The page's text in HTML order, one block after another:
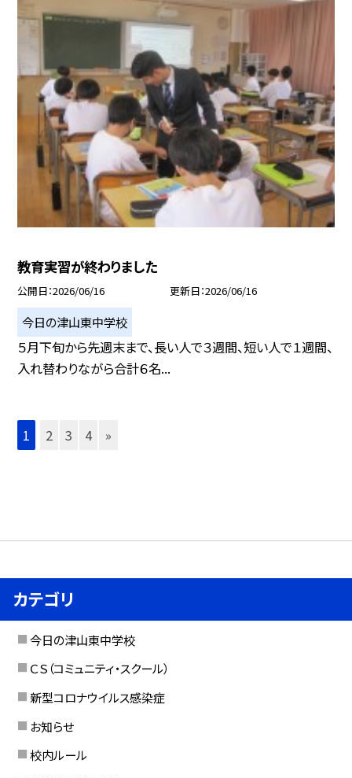
教育実習が終わりました
公開日 2026/06/16 更新日 2026/06/16
今日の津山東中学校
５月下旬から先週末まで、長い人で３週間、短い人で１週間、
入れ替わりながら合計６名...
1 2 3 4 »
カテゴリ
今日の津山東中学校
ＣＳ（コミュニティ・スクール）
新型コロナウイルス感染症
お知らせ
校内ルール